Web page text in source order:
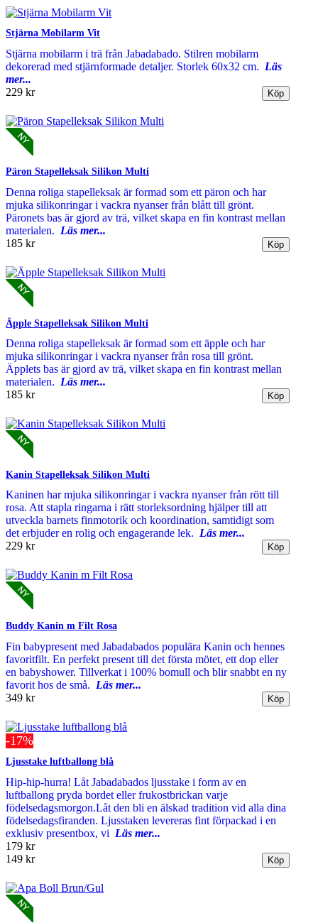
Stjärna Mobilarm Vit
Stjärna mobilarm i trä från Jabadabado. Stilren mobilarm
dekorerad med stjärnformade detaljer. Storlek 60x32 cm. Läs
mer...
229 kr
Päron Stapelleksak Silikon Multi
Denna roliga stapelleksak är formad som ett päron och har
mjuka silikonringar i vackra nyanser från blått till grönt.
Päronets bas är gjord av trä, vilket skapa en fin kontrast mellan
materialen. Läs mer...
185 kr
Äpple Stapelleksak Silikon Multi
Denna roliga stapelleksak är formad som ett äpple och har
mjuka silikonringar i vackra nyanser från rosa till grönt.
Äpplets bas är gjord av trä, vilket skapa en fin kontrast mellan
materialen. Läs mer...
185 kr
Kanin Stapelleksak Silikon Multi
Kaninen har mjuka silikonringar i vackra nyanser från rött till
rosa. Att stapla ringarna i rätt storleksordning hjälper till att
utveckla barnets finmotorik och koordination, samtidigt som
det erbjuder en rolig och engagerande lek. Läs mer...
229 kr
Buddy Kanin m Filt Rosa
Fin babypresent med Jabadabados populära Kanin och hennes
favoritfilt. En perfekt present till det första mötet, ett dop eller
en babyshower. Tillverkat i 100% bomull och blir snabbt en ny
favorit hos de små. Läs mer...
349 kr
-17%
Ljusstake luftballong blå
Hip-hip-hurra! Låt Jabadabados ljusstake i form av en
luftballong pryda bordet eller frukostbrickan varje
födelsedagsmorgon.Låt den bli en älskad tradition vid alla dina
födelsedagsfiranden. Ljusstaken levereras fint förpackad i en
exklusiv presentbox, vi Läs mer...
179 kr
149 kr